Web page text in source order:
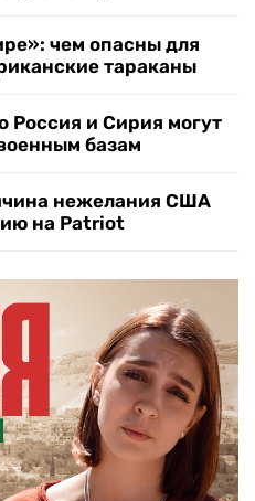
чем опасны для
тараканы
Россия и Сирия могут
базам
нежелания США
на Patriot